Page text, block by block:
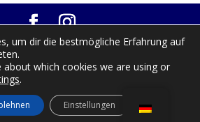
Hajkova - Gomera Corazón
| Política de Privacidad
Mapa del
sitio web
porSoyDigital Network, S.L.U.
um dir die bestmögliche Erfahrung auf
which cookies we are using or
.
Einstellungen